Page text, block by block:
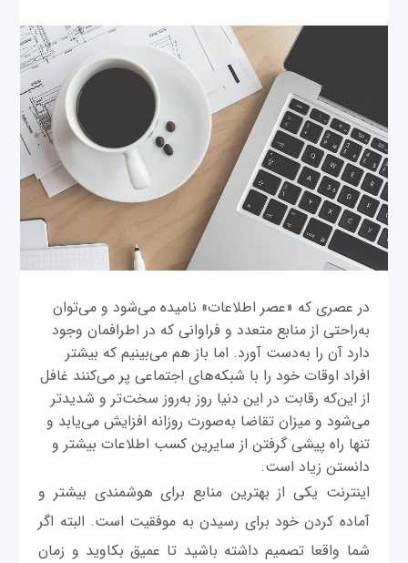
در عصری که «عصر اطلاعات» نامیده می‌شود و می‌توان
به‌راحتی از منابع متعدد و فراوانی که در اطرافمان وجود
دارد آن را به‌دست آورد. اما باز هم می‌بینیم که بیشتر
افراد اوقات خود را با شبکه‌های اجتماعی پر می‌کنند غافل
از این‌که رقابت در این دنیا روز به‌روز سخت‌تر و شدیدتر
می‌شود و میزان تقاضا به‌صورت روزانه افزایش می‌یابد و
تنها راه پیشی گرفتن از سایرین کسب اطلاعات بیشتر و
دانستن زیاد است.
اینترنت یکی از بهترین منابع برای هوشمندی بیشتر و
آماده کردن خود برای رسیدن به موفقیت است. البته اگر
شما واقعا تصمیم داشته باشید تا عمیق بکاوید و زمان